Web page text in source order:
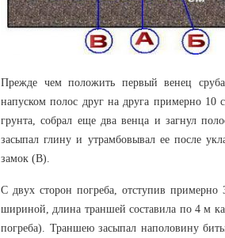
Прежде чем положить первый венец
напуском полос друг на друга примерно 10
грунта, собрал еще два венца и загнул
засыпал глину и утрамбовывал ее после
замок (В).
С двух сторон погреба, отступив
шириной, длина траншей составила по 4 м
погреба). Траншею засыпал наполовину